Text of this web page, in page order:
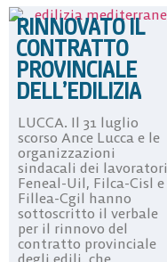
RINNOVATO IL
CONTRATTO
PROVINCIALE
DELL’EDILIZIA
LUCCA. Il 31 luglio
scorso Ance Lucca e le
organizzazioni
sindacali dei lavoratori
Feneal-Uil, Filca-Cisl e
Fillea-Cgil hanno
sottoscritto il verbale
per il rinnovo del
contratto provinciale